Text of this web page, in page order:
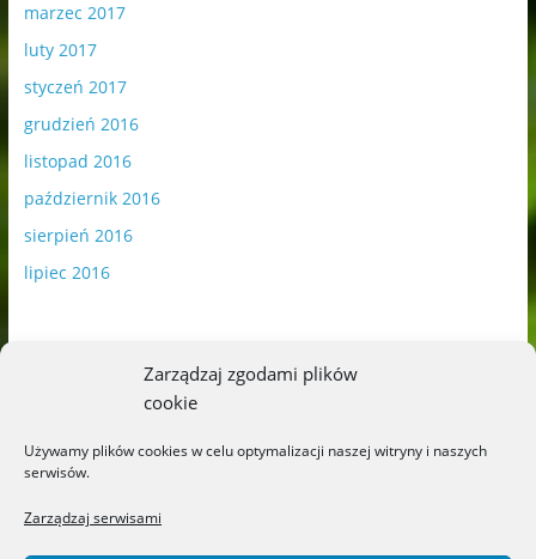
Zarządzaj zgodami plików
cookie
Używamy plików cookies w celu optymalizacji naszej witryny i naszych
serwisów.
Zarządzaj serwisami
marzec 2017
luty 2017
styczeń 2017
grudzień 2016
listopad 2016
październik 2016
sierpień 2016
lipiec 2016